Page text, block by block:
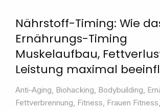
Nährstoff-Timing: Wie
Ernährungs-Timing
Muskelaufbau,
Leistung maximal
Anti-Aging, Biohacking, Bodybuilding,
Fettverbrennung, Fitness, Frauen Fitness,